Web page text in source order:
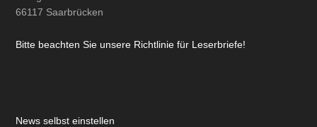
66117 Saarbrücken
Bitte beachten Sie unsere Richtlinie für Leserbriefe!
News selbst einstellen